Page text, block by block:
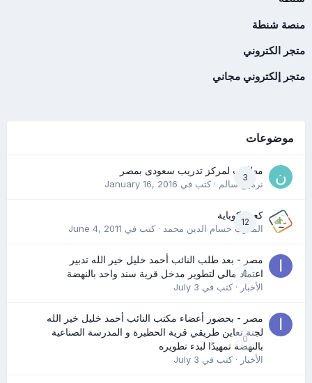
منصة شنطة
متجر الكتروني
متجر إلكتروني مجاني
موضوعات
3
مطلوب لمركز تدريب سعودى بمصر
نرمين سالم· كتب في January 16, 2016
12
كعب كوباية
المدرب حسام الدين محمد· كتب في June 4, 2011
0
مصر - بعد طلب النائب أحمد خليل خير الله تدبير
اعتماد مالي لتطوير مدخل قرية سند واحد بالنهضة
الأخبار· كتب في July 3
0
مصر - بحضور أعضاء مكتب النائب أحمد خليل خير الله
لجنة تعاين طريقي قرية الحظيرة و المدرسة الصناعية
بالنهضة تمهيدًا لبدء تطويره
الأخبار· كتب في July 3